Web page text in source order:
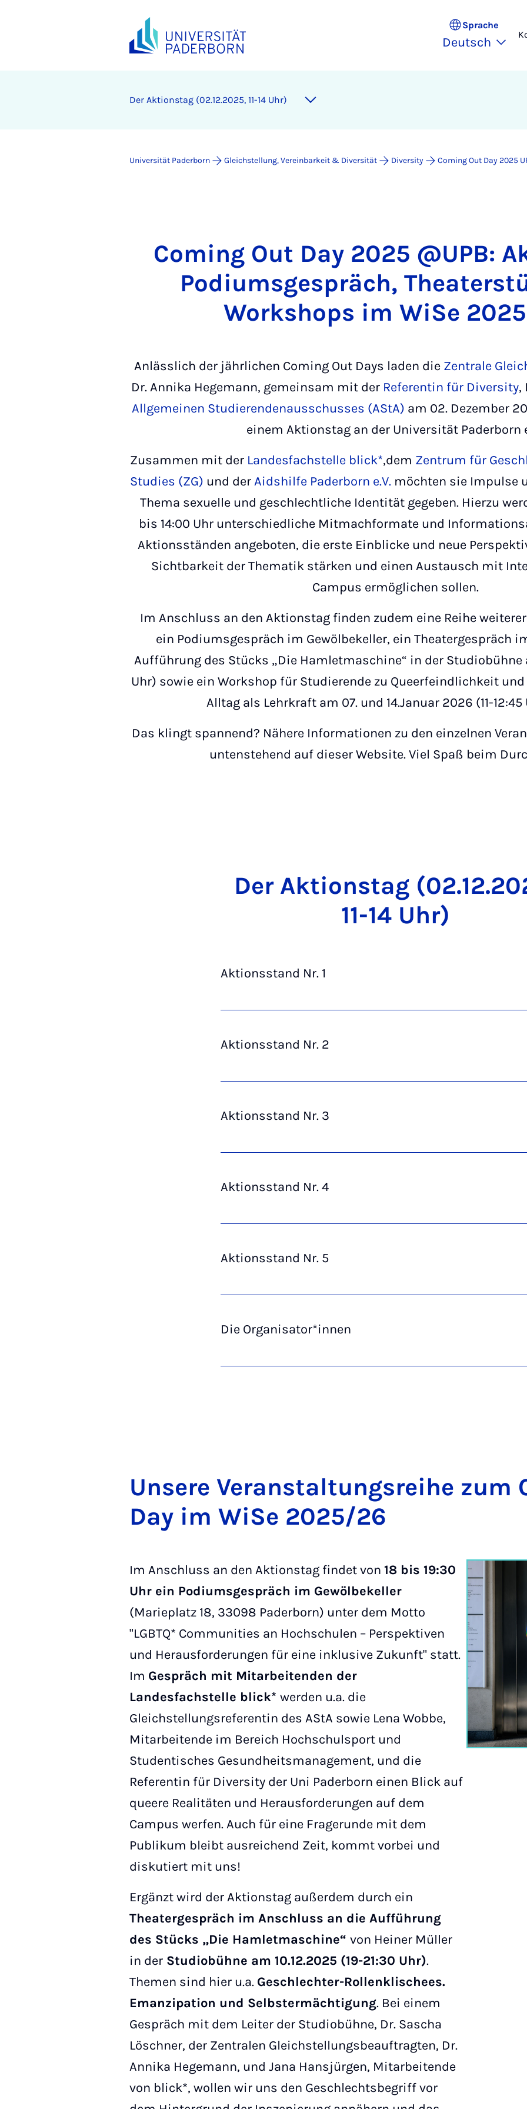
Sprache
Deutsch
Der Ak­ti­ons­tag (02.12.2025, 11-14 Uhr)
Universität Paderborn Gleichstellung, Vereinbarkeit & Diversität Diversity Coming Out Day 2025
Coming Out Day 2025 @UPB:
Podiumsgespräch,
Workshops im WiSe
Anlässlich der jährlichen Coming Out Days laden die Zentrale
Dr. Annika Hegemann, gemeinsam mit der Referentin für Diversity,
Allgemeinen Studierendenausschusses (AStA) am 02. Dezember
einem Aktionstag an der Universität Paderborn
Zusammen mit der Landesfachstelle blick*,dem Zentrum für
Studies (ZG) und derAidshilfe Paderborn e.V. möchten sie Impulse
Thema sexuelle und geschlechtliche Identität gegeben. Hierzu
bis 14:00 Uhr unterschiedliche Mitmachformate und
Aktionsständen angeboten, die erste Einblicke und neue
Sichtbarkeit der Thematik stärken und einen Austausch mit
Campus ermöglichen sollen.
Im Anschluss an den Aktionstag finden zudem eine Reihe
ein Podiumsgespräch im Gewölbekeller, ein Theatergespräch
Aufführung des Stücks „Die Hamletmaschine“ in der Studiobühne
Uhr) sowie ein Workshop für Studierende zu Queerfeindlichkeit
Alltag als Lehrkraft am 07. und 14.Januar 2026 (11-
Das klingt spannend? Nähere Informationen zu den einzelnen
untenstehend auf dieser Website. Viel Spaß beim
Der Ak­ti­ons­tag
11-14 Uhr)
Aktionsstand Nr. 1
Aktionsstand Nr. 2
Aktionsstand Nr. 3
Aktionsstand Nr. 4
Aktionsstand Nr. 5
Die Organisator*innen
Un­se­re Ver­an­stal­tungs­rei­he zum
Day im Wi­Se 2025/26
Im Anschluss an den Aktionstag findet von 18 bis 19:30
Uhr ein Podiumsgespräch im Gewölbekeller
(Marieplatz 18, 33098 Paderborn) unter dem Motto
"LGBTQ* Communities an Hochschulen – Perspektiven
und Herausforderungen für eine inklusive Zukunft" statt.
Im Gespräch mit Mitarbeitenden der
Landesfachstelle blick* werden u.a. die
Gleichstellungsreferentin des AStA sowie Lena Wobbe,
Mitarbeitende im Bereich Hochschulsport und
Studentisches Gesundheitsmanagement, und die
Referentin für Diversity der Uni Paderborn einen Blick auf
queere Realitäten und Herausforderungen auf dem
Campus werfen. Auch für eine Fragerunde mit dem
Publikum bleibt ausreichend Zeit, kommt vorbei und
diskutiert mit uns!
Ergänzt wird der Aktionstag außerdem durch ein
Theatergespräch im Anschluss an die Aufführung
des Stücks „Die Hamletmaschine“ von Heiner Müller
in der Studiobühne am 10.12.2025 (19-21:30 Uhr).
Themen sind hier u.a. Geschlechter-Rollenklischees.
Emanzipation und Selbstermächtigung. Bei einem
Gespräch mit dem Leiter der Studiobühne, Dr. Sascha
Löschner, der Zentralen Gleichstellungsbeauftragten, Dr.
Annika Hegemann, und Jana Hansjürgen, Mitarbeitende
von blick*, wollen wir uns den Geschlechtsbegriff vor